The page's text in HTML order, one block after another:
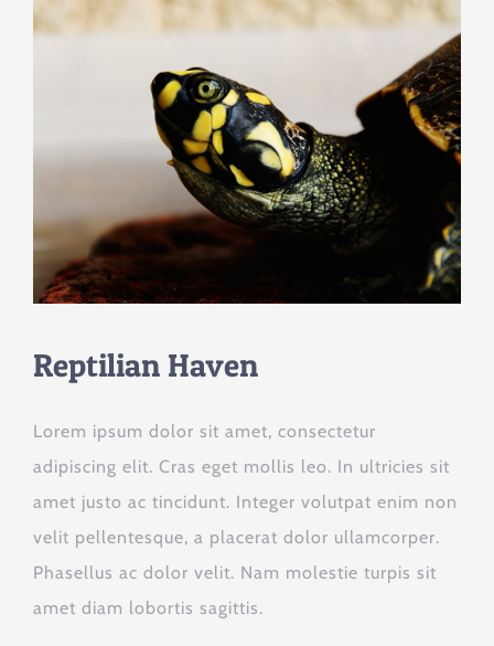
Reptilian Haven
Lorem ipsum dolor sit amet, consectetur
adipiscing elit. Cras eget mollis leo. In ultricies sit
amet justo ac tincidunt. Integer volutpat enim non
velit pellentesque, a placerat dolor ullamcorper.
Phasellus ac dolor velit. Nam molestie turpis sit
amet diam lobortis sagittis.